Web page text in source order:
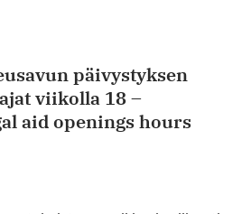
päivystyksen
viikolla 18 –
aid openings hours